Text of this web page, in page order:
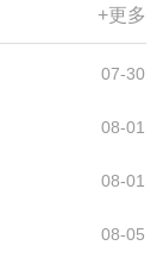
+更多
07-30
08-01
08-01
08-05